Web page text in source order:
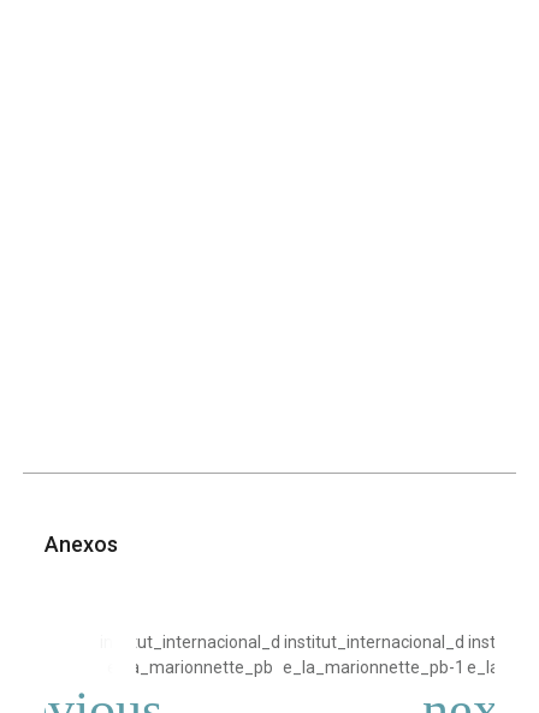
Anexos
institut_internacional_d
e_la_marionnette_pb
institut_internacional_d
e_la_marionnette_pb-1